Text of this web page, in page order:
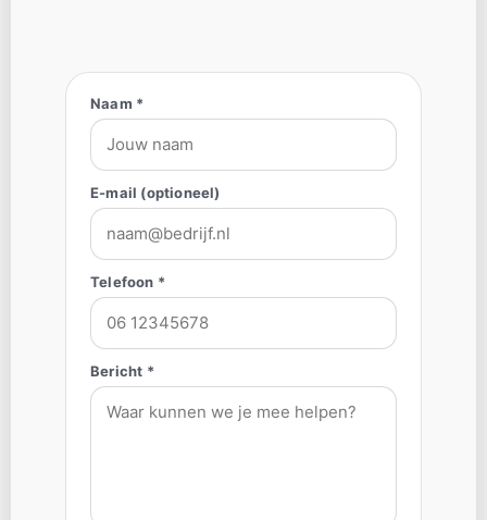
Naam *
E-mail (optioneel)
Telefoon *
Bericht *